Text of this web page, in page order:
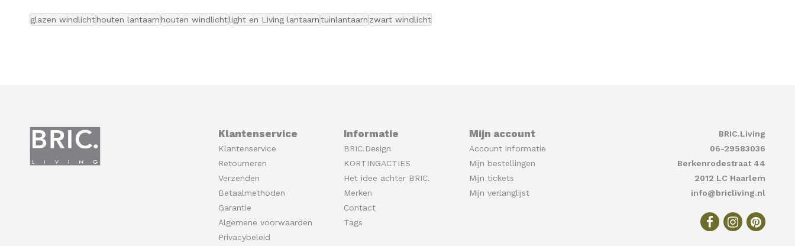
glazen windlichthouten lantaarn houten windlichtlight en Living lantaarntuinlantaarn zwart windlicht
Klantenservice
Klantenservice
Retourneren
Verzenden
Betaalmethoden
Garantie
Algemene voorwaarden
Privacybeleid
Informatie
BRIC.Design
KORTINGACTIES
Het idee achter BRIC.
Merken
Contact
Tags
Mijn account
Account informatie
Mijn bestellingen
Mijn tickets
Mijn verlanglijst
BRIC.Living
06-29583036
Berkenrodestraat 44
2012 LC Haarlem
info@bricliving.nl